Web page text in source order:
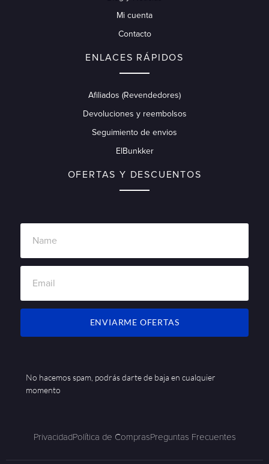
Mi cuenta
Contacto
ENLACES RÁPIDOS
Afiliados (Revendedores)
Devoluciones y reembolsos
Seguimiento de envios
ElBunkker
OFERTAS Y DESCUENTOS
ENVIARME OFERTAS
No hacemos spam, podrás darte de baja en cualquier
momento
PrivacidadPolítica de ComprasPreguntas Frecuentes